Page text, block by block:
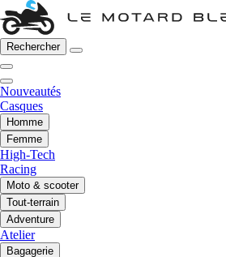
Rechercher
Nouveautés
Casques
Homme
Femme
High-Tech
Racing
Moto & scooter
Tout-terrain
Adventure
Atelier
Bagagerie